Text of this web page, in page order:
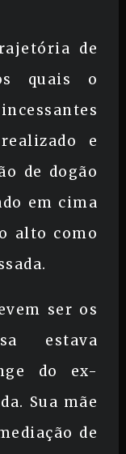
de
quais o
e
de dogão
em cima
alto como
ser os
estava
do ex-
Sua mãe
de